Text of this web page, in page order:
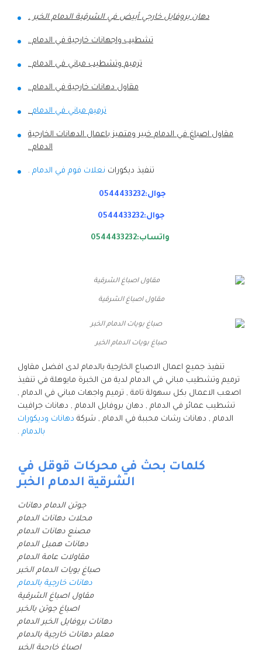
دهان بروفايل خارجي أبيض في الشرقية الدمام الخبر .
تشطيب واجهانات خارجية في الدمام .
ترميم وتشطيب مباني في الدمام .
مقاول دهانات خارجية في الدمام .
ترميم مباني في الدمام.
مقاول اصباغ في الدمام خبير ومتميز باعمال الدهانات الخارجية
الدمام .
تنفيذ ديكورات نعلات فوم في الدمام .
جوال:0544433232
جوال:0544433232
واتساب:0544433232
مقاول اصباغ الشرقية
صباغ بويات الدمام الخبر
تنفيذ جميع اعمال الاصباع الخارجية بالدمام لدى افضل مقاول
ترميم وتشطيب مباني في الدمام لدية من الخبرة مايوهلة في تنفيذ
اصعب الاعمال بكل سهولة تامة , ترميم واجهات مباني في الدمام ,
تشطيب عمائر في الدمام , دهان بروفايل الدمام , دهانات جرافيت
الدمام , دهانات رشات محببة في الدمام , شركة دهانات وديكورات
بالدمام .
كلمات بحث في محركات قوقل في
الشرقية الدمام الخبر
جوتن الدمام دهانات
محلات دهانات الدمام
مصنع دهانات الدمام
دهانات همبل الدمام
مقاولات عامة الدمام
صباغ بويات الدمام الخبر
دهانات خارجية بالدمام
مقاول اصباغ الشرقية
اصباغ جوتن بالخبر
دهانات بروفايل الخبر الدمام
معلم دهانات خارجية بالدمام
اصباغ خارجية الخبر